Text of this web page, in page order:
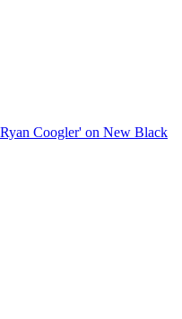
Coogler' on New Black